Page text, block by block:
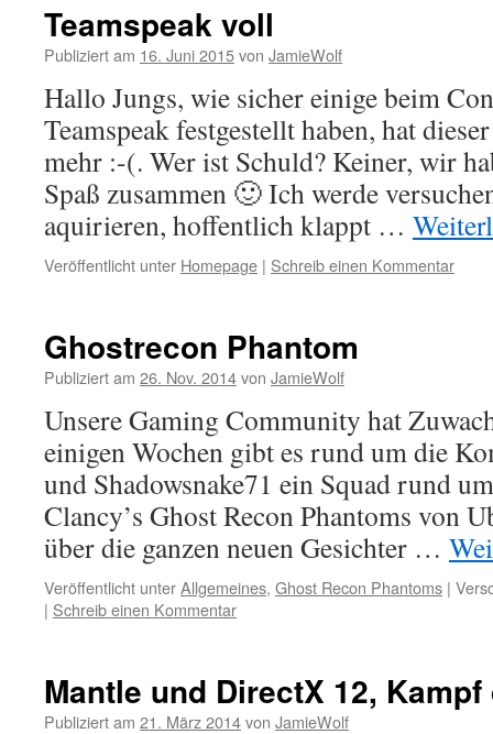
Teamspeak voll
Publiziert am 16. Juni 2015von JamieWolf
Hallo Jungs, wie sicher einige beim
Teamspeak festgestellt haben, hat
mehr :-(. Wer ist Schuld? Keiner, wir
Spaß zusammen 🙂 Ich werde
aquirieren, hoffentlich klappt …
Veröffentlicht unter Homepage | Schreib einen Kommentar
Ghostrecon Phantom
Publiziert am 26. Nov. 2014von JamieWolf
Unsere Gaming Community hat
einigen Wochen gibt es rund um die
und Shadowsnake71 ein Squad rund
Clancy’s Ghost Recon Phantoms von
über die ganzen neuen Gesichter …
Veröffentlicht unterAllgemeines, Ghost Recon Phantoms |
| Schreib einen Kommentar
Mantle und DirectX 12,
Publiziert am 21. März 2014von JamieWolf